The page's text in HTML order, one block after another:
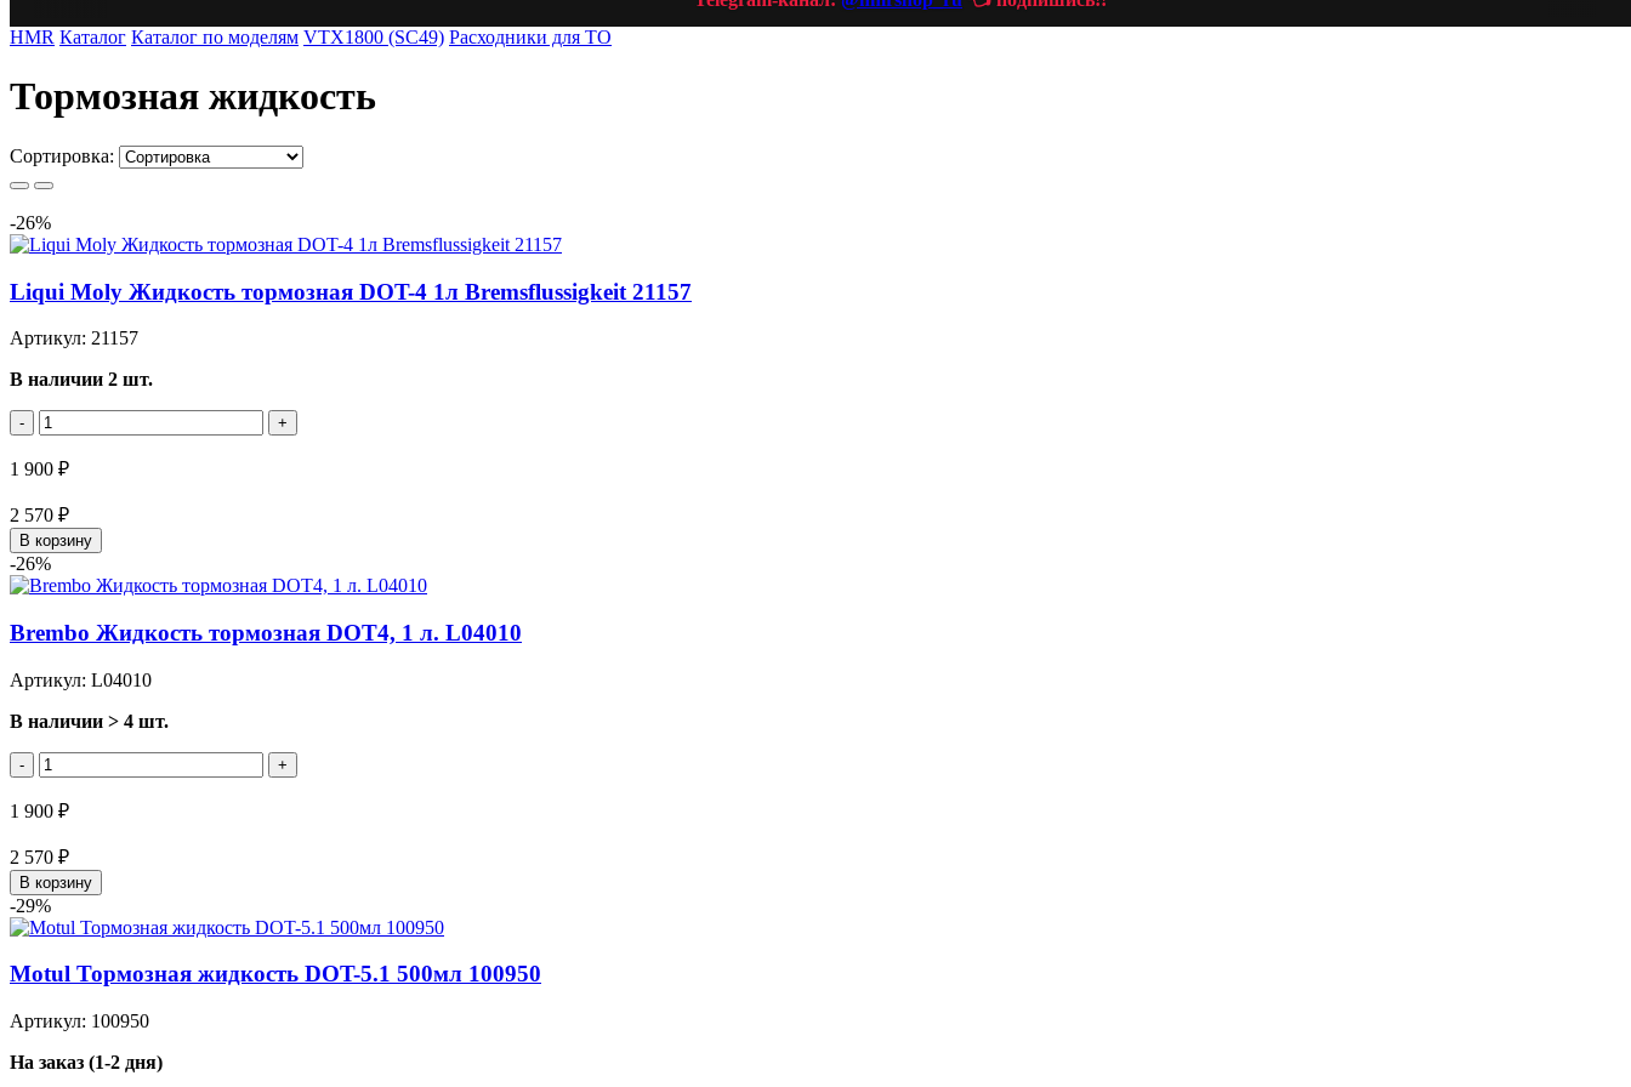
HMR Каталог Каталог по моделям VTX1800 (SC49) Расходники для ТО
Тормозная жидкость
Сортировка:
-26%
Liqui Moly Жидкость тормозная DOT-4 1л Bremsflussigkeit 21157
Артикул: 21157
В наличии 2 шт.
- +
1 900 ₽
2 570 ₽
В корзину
-26%
Brembo Жидкость тормозная DOT4, 1 л. L04010
Артикул: L04010
В наличии > 4 шт.
- +
1 900 ₽
2 570 ₽
В корзину
-29%
Motul Тормозная жидкость DOT-5.1 500мл 100950
Артикул: 100950
На заказ (1-2 дня)